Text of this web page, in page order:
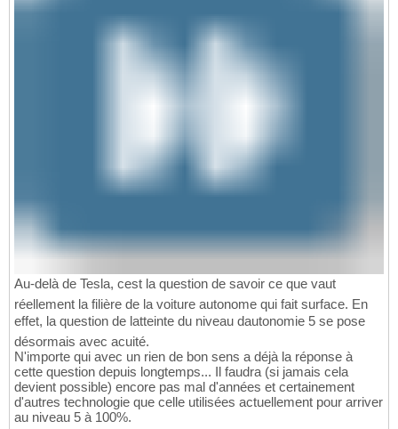
Au-delà de Tesla, cest la question de savoir ce que vaut
réellement la filière de la voiture autonome qui fait surface. En
effet, la question de latteinte du niveau dautonomie 5 se pose
désormais avec acuité.
N'importe qui avec un rien de bon sens a déjà la réponse à
cette question depuis longtemps... Il faudra (si jamais cela
devient possible) encore pas mal d'années et certainement
d'autres technologie que celle utilisées actuellement pour arriver
au niveau 5 à 100%.